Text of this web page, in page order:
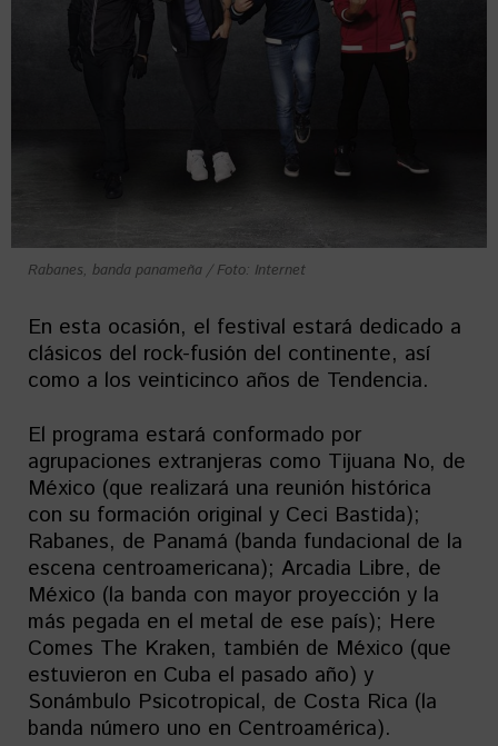
Rabanes, banda panameña / Foto: Internet
En esta ocasión, el festival estará dedicado a
clásicos del rock-fusión del continente, así
como a los veinticinco años de Tendencia.
El programa estará conformado por
agrupaciones extranjeras como Tijuana No, de
México (que realizará una reunión histórica
con su formación original y Ceci Bastida);
Rabanes, de Panamá (banda fundacional de la
escena centroamericana); Arcadia Libre, de
México (la banda con mayor proyección y la
más pegada en el metal de ese país); Here
Comes The Kraken, también de México (que
estuvieron en Cuba el pasado año) y
Sonámbulo Psicotropical, de Costa Rica (la
banda número uno en Centroamérica).